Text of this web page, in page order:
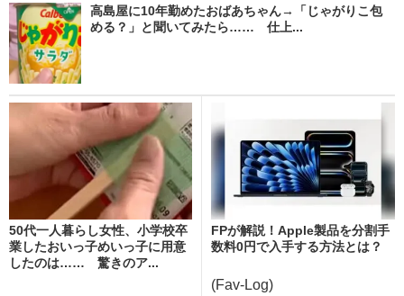
高島屋に10年勤めたおばあちゃん→「じゃがりこ包
める？」と聞いてみたら…… 仕上...
50代一人暮らし女性、小学校卒
業したおいっ子めいっ子に用意
したのは…… 驚きのア...
FPが解説！Apple製品を分割手
数料0円で入手する方法とは？
(Fav-Log)